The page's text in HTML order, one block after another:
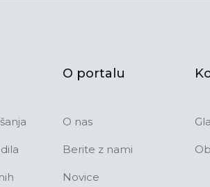
O portalu
O nas
Berite z nami
Novice